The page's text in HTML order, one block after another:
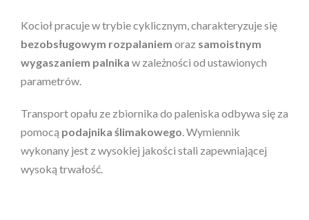
Kocioł pracuje w trybie cyklicznym, charakteryzuje się
bezobsługowym rozpalaniem oraz samoistnym
wygaszaniem palnika w zależności od ustawionych
parametrów.
Transport opału ze zbiornika do paleniska odbywa się za
pomocą podajnika ślimakowego. Wymiennik
wykonany jest z wysokiej jakości stali zapewniającej
wysoką trwałość.